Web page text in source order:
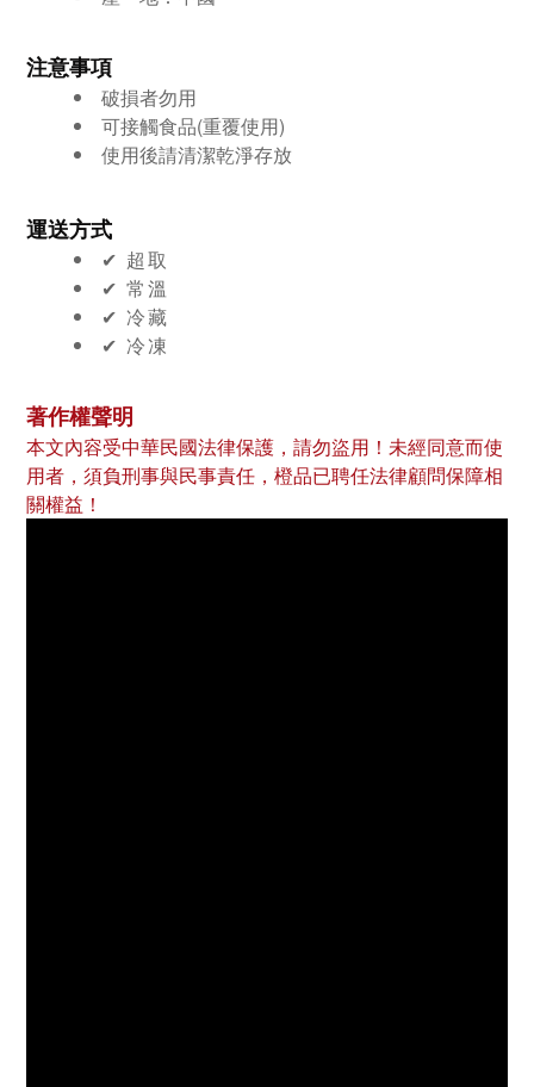
注意事項
破損者勿用
可接觸食品(重覆使用)
使用後請清潔乾淨存放
運送方式
✔︎ 超取
✔︎ 常溫
✔︎ 冷藏
✔︎ 冷凍
著作權聲明
本文內容受中華民國法律保護，請勿盜用！未經同意而使
用者，須負刑事與民事責任，橙品已聘任法律顧問保障相
關權益！